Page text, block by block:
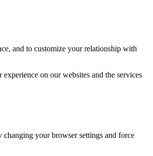
and to customize your relationship with
on our websites and the services
your browser settings and force